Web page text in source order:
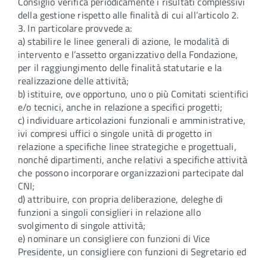
della gestione rispetto alle finalità di cui all’articolo 2.
3. In particolare provvede a:
a) stabilire le linee generali di azione, le modalità di
intervento e l’assetto organizzativo della Fondazione,
per il raggiungimento delle finalità statutarie e la
realizzazione delle attività;
b) istituire, ove opportuno, uno o più Comitati scientifici
e/o tecnici, anche in relazione a specifici progetti;
c) individuare articolazioni funzionali e amministrative,
ivi compresi uffici o singole unità di progetto in
relazione a specifiche linee strategiche e progettuali,
nonché dipartimenti, anche relativi a specifiche attività
che possono incorporare organizzazioni partecipate dal
CNI;
d) attribuire, con propria deliberazione, deleghe di
funzioni a singoli consiglieri in relazione allo
svolgimento di singole attività;
e) nominare un consigliere con funzioni di Vice
Presidente, un consigliere con funzioni di Segretario ed